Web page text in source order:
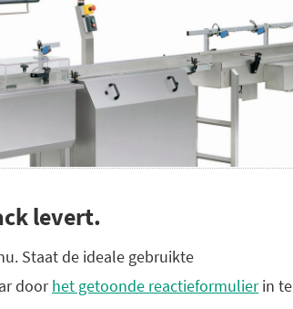
levert.
Staat de ideale gebruikte
doorhet getoonde reactieformulierin te